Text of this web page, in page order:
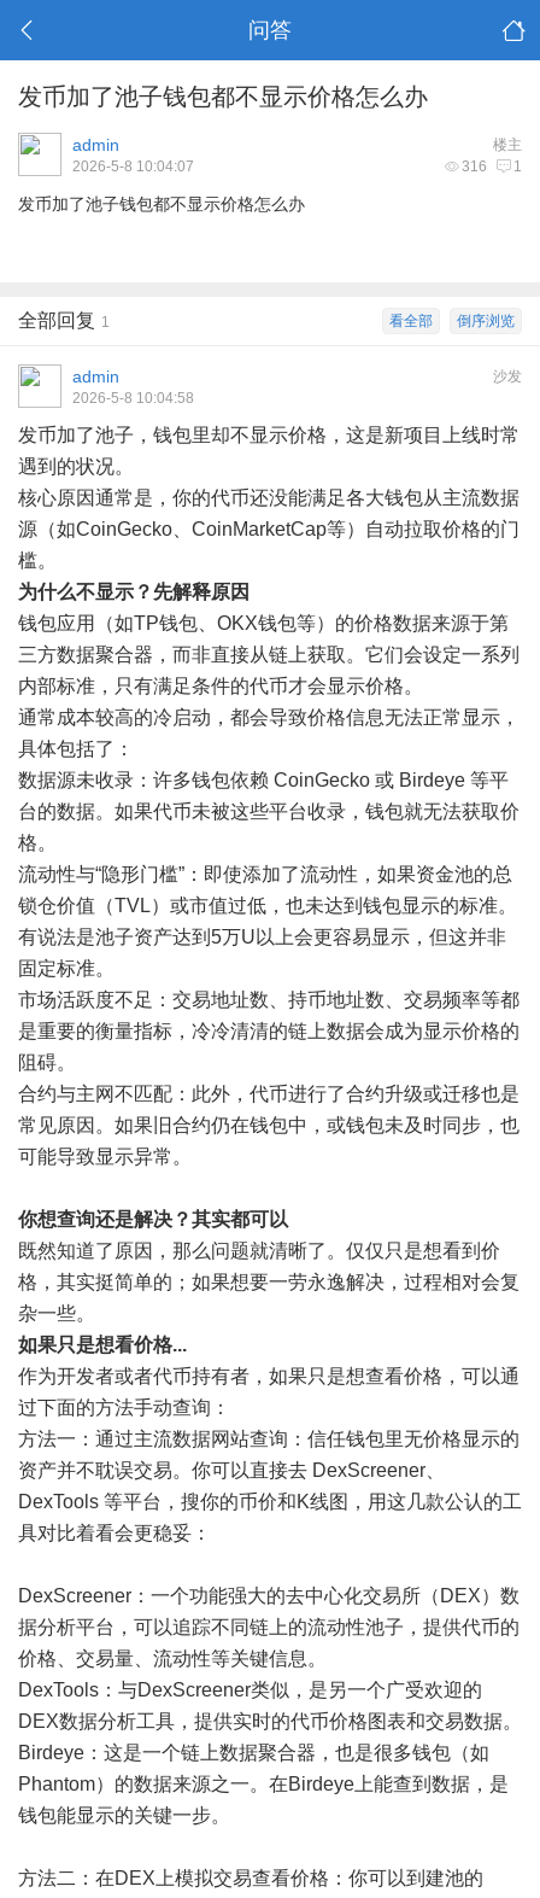
问答
发币加了池子钱包都不显示价格怎么办
楼主
admin
316 1
2026-5-8 10:04:07
发币加了池子钱包都不显示价格怎么办
倒序浏览
看全部
全部回复 1
沙发
admin
2026-5-8 10:04:58
发币加了池子，钱包里却不显示价格，这是新项目上线时常
遇到的状况。
核心原因通常是，你的代币还没能满足各大钱包从主流数据
源（如CoinGecko、CoinMarketCap等）自动拉取价格的门
槛。
为什么不显示？先解释原因
钱包应用（如TP钱包、OKX钱包等）的价格数据来源于第
三方数据聚合器，而非直接从链上获取。它们会设定一系列
内部标准，只有满足条件的代币才会显示价格。
通常成本较高的冷启动，都会导致价格信息无法正常显示，
具体包括了：
数据源未收录：许多钱包依赖 CoinGecko 或 Birdeye 等平
台的数据。如果代币未被这些平台收录，钱包就无法获取价
格。
流动性与“隐形门槛”：即使添加了流动性，如果资金池的总
锁仓价值（TVL）或市值过低，也未达到钱包显示的标准。
有说法是池子资产达到5万U以上会更容易显示，但这并非
固定标准。
市场活跃度不足：交易地址数、持币地址数、交易频率等都
是重要的衡量指标，冷冷清清的链上数据会成为显示价格的
阻碍。
合约与主网不匹配：此外，代币进行了合约升级或迁移也是
常见原因。如果旧合约仍在钱包中，或钱包未及时同步，也
可能导致显示异常。
你想查询还是解决？其实都可以
既然知道了原因，那么问题就清晰了。仅仅只是想看到价
格，其实挺简单的；如果想要一劳永逸解决，过程相对会复
杂一些。
如果只是想看价格...
作为开发者或者代币持有者，如果只是想查看价格，可以通
过下面的方法手动查询：
方法一：通过主流数据网站查询：信任钱包里无价格显示的
资产并不耽误交易。你可以直接去 DexScreener、
DexTools 等平台，搜你的币价和K线图，用这几款公认的工
具对比着看会更稳妥：
DexScreener：一个功能强大的去中心化交易所（DEX）数
据分析平台，可以追踪不同链上的流动性池子，提供代币的
价格、交易量、流动性等关键信息。
DexTools：与DexScreener类似，是另一个广受欢迎的
DEX数据分析工具，提供实时的代币价格图表和交易数据。
Birdeye：这是一个链上数据聚合器，也是很多钱包（如
Phantom）的数据来源之一。在Birdeye上能查到数据，是
钱包能显示的关键一步。
方法二：在DEX上模拟交易查看价格：你可以到建池的